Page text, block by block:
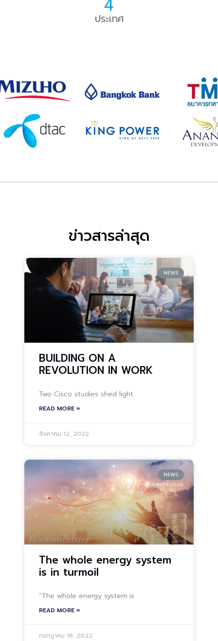
4
ประเทศ
ข่าวสารล่าสุด
NEWS
BUILDING ON A
REVOLUTION IN WORK
Two Cisco studies shed light
READ MORE »
สิงหาคม 12, 2022
NEWS
The whole energy system
is in turmoil
“The whole energy system is
READ MORE »
กรกฎาคม 18, 2022